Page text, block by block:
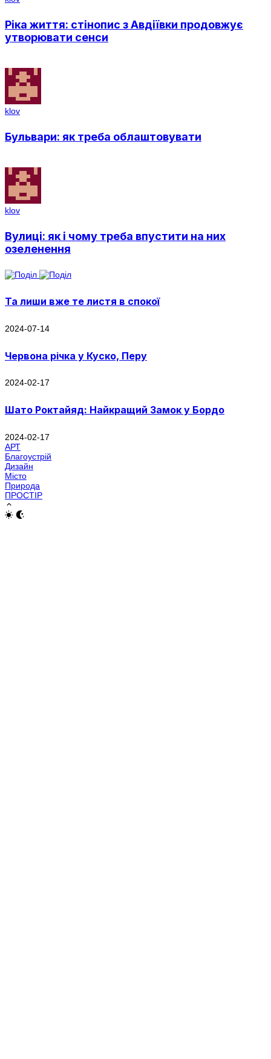
Ріка життя: стінопис з Авдіївки продовжує
утворювати сенси
klov
Бульвари: як треба облаштовувати
klov
Вулиці: як і чому треба впустити на них
озеленення
Та лиши вже те листя в спокої
2024-07-14
Червона річка у Куско, Перу
2024-02-17
Шато Роктайяд: Найкращий Замок у Бордо
2024-02-17
АРТ
Благоустрій
Дизайн
Місто
Природа
ПРОСТІР